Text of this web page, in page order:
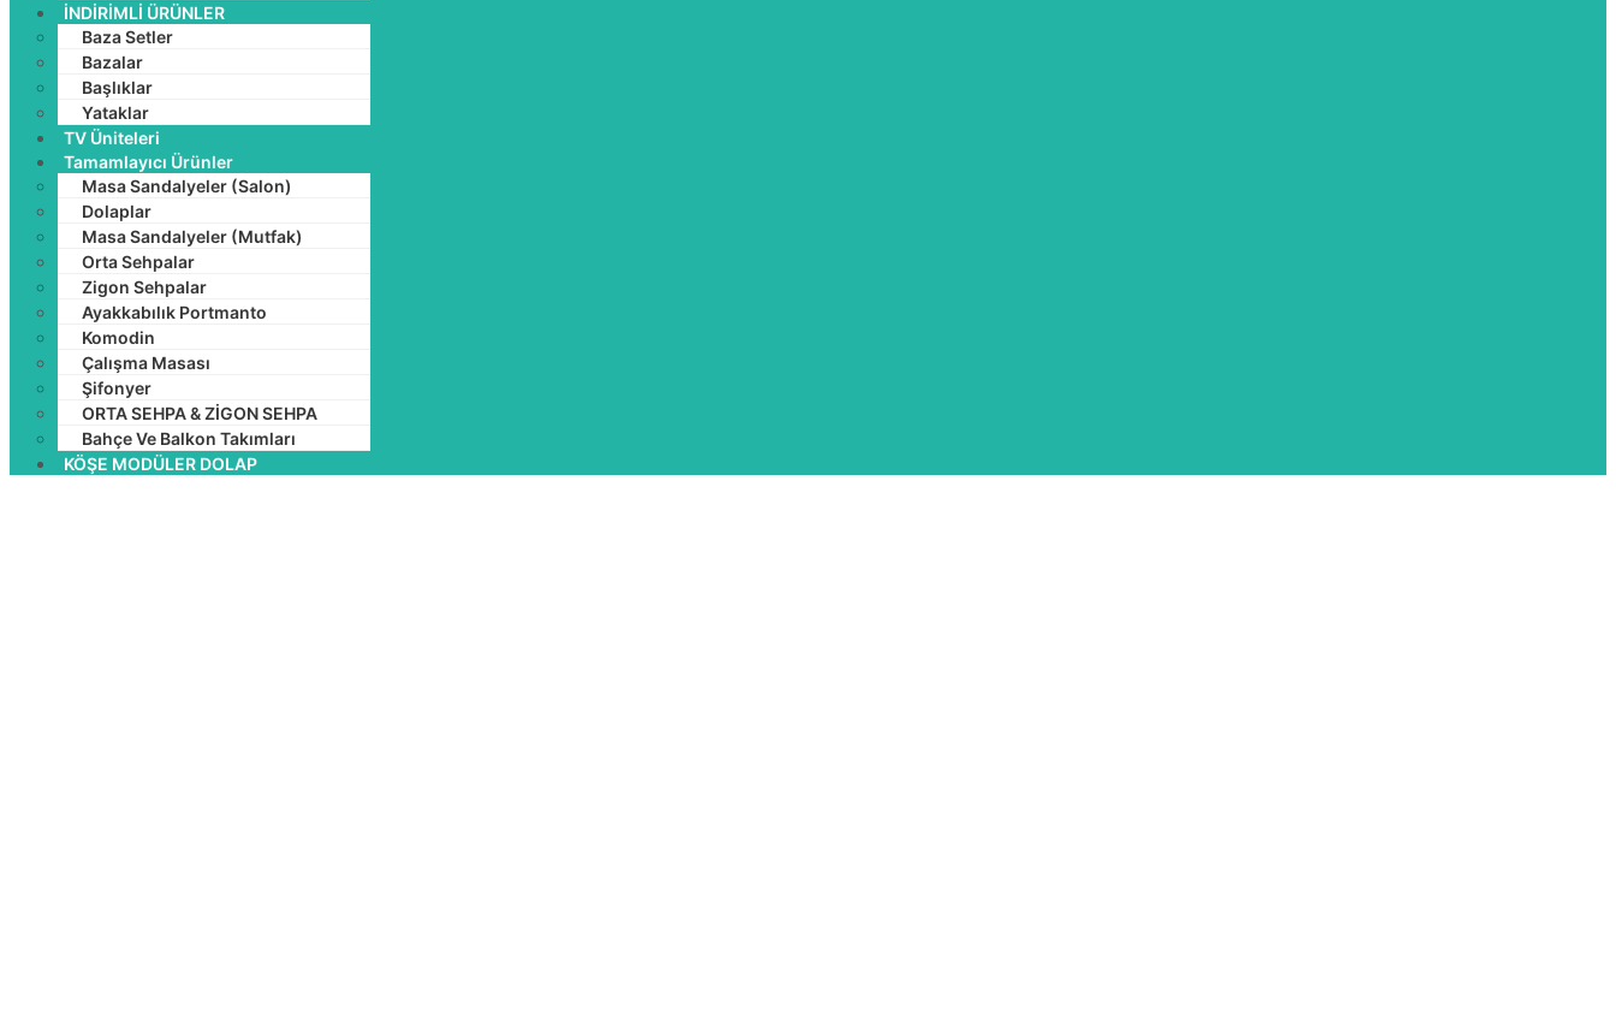
İNDİRİMLİ ÜRÜNLER
Baza Setler
Bazalar
Başlıklar
Yataklar
TV Üniteleri
Tamamlayıcı Ürünler
Masa Sandalyeler (Salon)
Dolaplar
Masa Sandalyeler (Mutfak)
Orta Sehpalar
Zigon Sehpalar
Ayakkabılık Portmanto
Komodin
Çalışma Masası
Şifonyer
ORTA SEHPA & ZİGON SEHPA
Bahçe Ve Balkon Takımları
KÖŞE MODÜLER DOLAP